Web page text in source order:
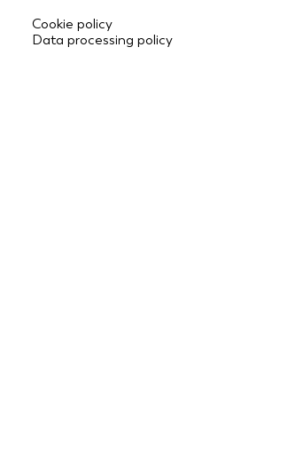
Cookie policy
Data processing policy